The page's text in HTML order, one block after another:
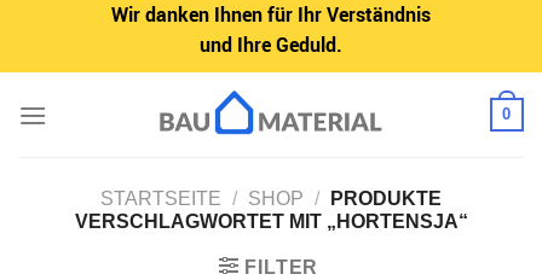
Wir danken Ihnen für Ihr Verständnis
und Ihre Geduld.
Inhalt
0
STARTSEITE / SHOP /
PRODUKTE
VERSCHLAGWORTET MIT „HORTENSJA“
FILTER